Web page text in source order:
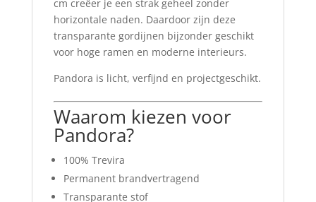
cm creëer je een strak geheel zonder
horizontale naden. Daardoor zijn deze
transparante gordijnen bijzonder geschikt
voor hoge ramen en moderne interieurs.
Pandora is licht, verfijnd en projectgeschikt.
Waarom kiezen voor
Pandora?
100% Trevira
Permanent brandvertragend
Transparante stof